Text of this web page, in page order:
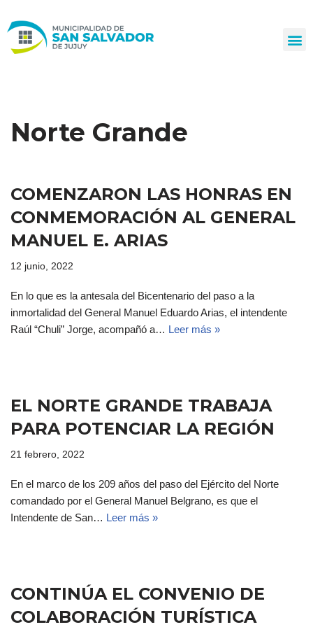
al
Norte Grande
COMENZARON LAS HONRAS EN
CONMEMORACIÓN AL GENERAL
MANUEL E. ARIAS
12 junio, 2022
En lo que es la antesala del Bicentenario del paso a la
inmortalidad del General Manuel Eduardo Arias, el intendente
Raúl “Chuli” Jorge, acompañó a… Leer más »
EL NORTE GRANDE TRABAJA
PARA POTENCIAR LA REGIÓN
21 febrero, 2022
En el marco de los 209 años del paso del Ejército del Norte
comandado por el General Manuel Belgrano, es que el
Intendente de San… Leer más »
CONTINÚA EL CONVENIO DE
COLABORACIÓN TURÍSTICA